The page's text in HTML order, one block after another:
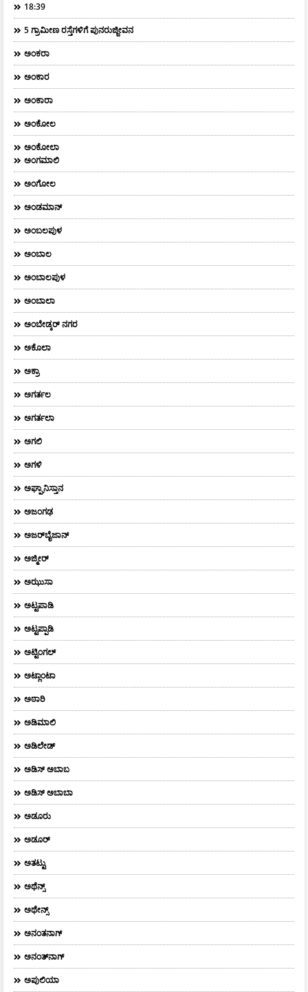
18:39
5 ಗ್ರಾಮೀಣ ರಸ್ತೆಗಳಿಗೆ ಪುನರುಜ್ಜೀವನ
ಅಂಕರಾ
ಅಂಕಾರ
ಅಂಕಾರಾ
ಅಂಕೋಲ
ಅಂಕೋಲಾ
ಅಂಗಮಾಲಿ
ಅಂಗೋಲ
ಅಂಡಮಾನ್
ಅಂಬಲಪುಳ
ಅಂಬಾಲ
ಅಂಬಾಲಪುಳ
ಅಂಬಾಲಾ
ಅಂಬೇಡ್ಕರ್‌ ನಗರ
ಅಕೊಲಾ
ಅಕ್ರಾ
ಅಗರ್ತಲ
ಅಗರ್ತಲಾ
ಅಗಲಿ
ಅಗಳಿ
ಅಘ್ಘಾನಿಸ್ತಾನ
ಅಜಂಗಢ
ಅಜರ್‌ಬೈಜಾನ್
ಅಜ್ಮೀರ್
ಅಝುಸಾ
ಅಟ್ಟಪಾಡಿ
ಅಟ್ಟಪ್ಪಾಡಿ
ಅಟ್ಟಿಂಗಲ್
ಅಟ್ಲಾಂಟಾ
ಅಠಾರಿ
ಅಡಿಮಾಲಿ
ಅಡಿಲೇಡ್
ಅಡಿಸ್ ಅಬಾಬ
ಅಡಿಸ್ ಅಬಾಬಾ
ಅಡೂರು
ಅಡೂರ್
ಅತಟ್ಟು
ಅಥೆನ್ಸ್
ಅಥೇನ್ಸ್‌
ಅನಂತನಾಗ್
ಅನಂತ್‌ನಾಗ್‌
ಅಪುಲಿಯಾ